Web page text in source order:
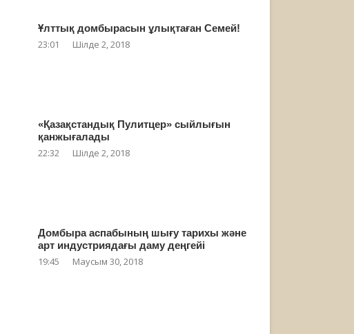
Ұлттық домбырасын ұлықтаған Семей!
23:01 Шілде 2, 2018
«Қазақстандық Пулитцер» сыйлығын
қанжығалады
22:32 Шілде 2, 2018
Домбыра аспабының шығу тарихы және
арт индустриядағы даму деңгейі
19:45 Маусым 30, 2018